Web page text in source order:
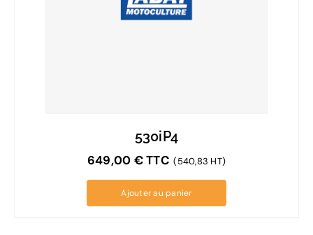
530iP4
649,00 €TTC (540,83 HT)
Ajouter au panier